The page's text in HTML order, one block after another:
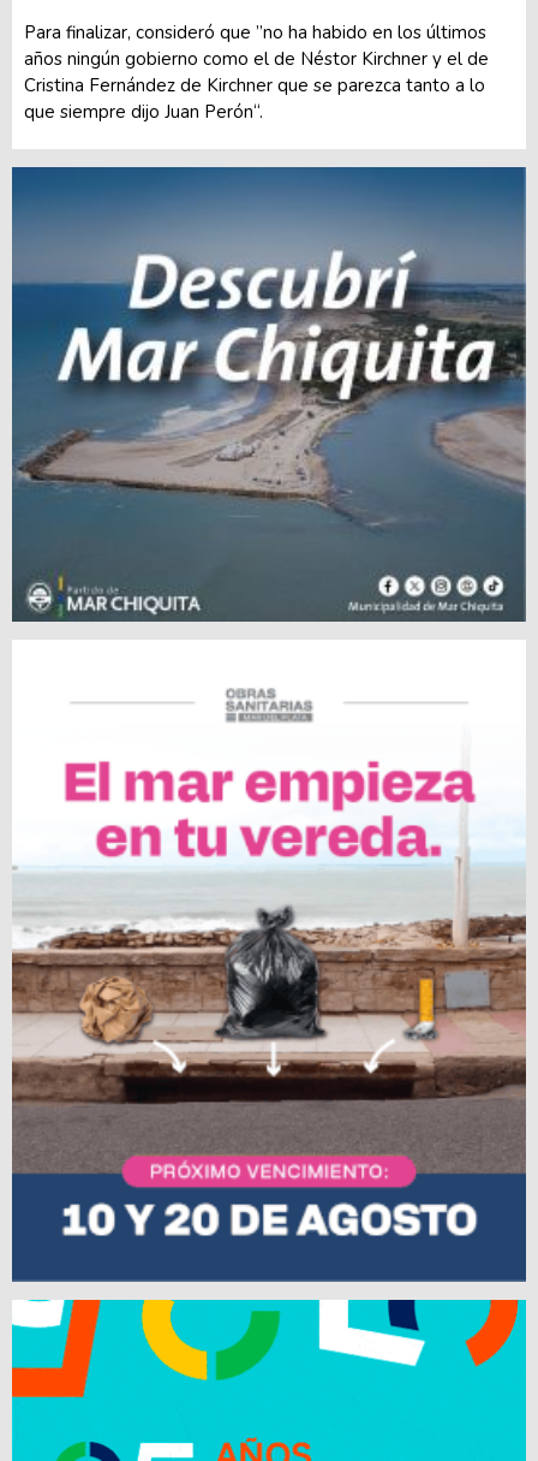
Para finalizar, consideró que ”no ha habido en los últimos
años ningún gobierno como el de Néstor Kirchner y el de
Cristina Fernández de Kirchner que se parezca tanto a lo
que siempre dijo Juan Perón“.